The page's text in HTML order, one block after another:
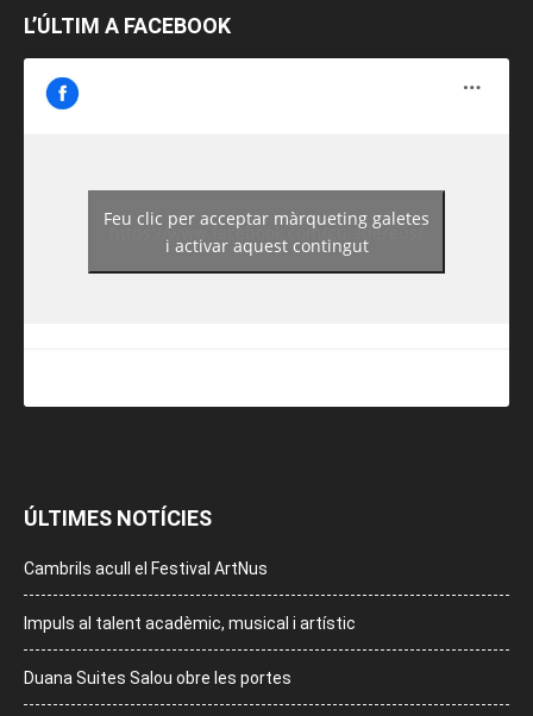
L’ÚLTIM A FACEBOOK
https://www.facebook.com/guiadereus/
Feu clic per acceptar màrqueting galetes
i activar aquest contingut
ÚLTIMES NOTÍCIES
Cambrils acull el Festival ArtNus
Impuls al talent acadèmic, musical i artístic
Duana Suites Salou obre les portes